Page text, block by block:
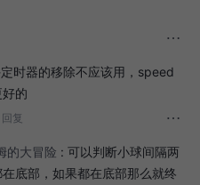
时器的移除不应该用，speed
的
回复
的大冒险 : 可以判断小球间隔两
底部，如果都在底部那么就终